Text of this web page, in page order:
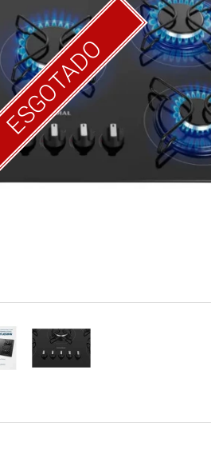
ESGOTADO